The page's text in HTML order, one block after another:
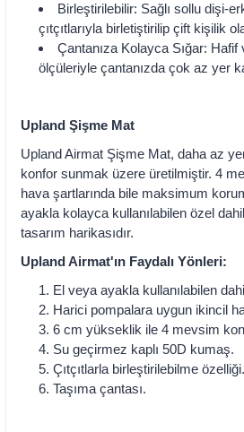
Birleştirilebilir: Sağlı sollu dişi-
çıtçıtlarıyla birletiştirilip çift kişilik
Çantanıza Kolayca Sığar:
ölçüleriyle çantanızda çok az yer
Upland Şişme Mat
Upland Airmat Şişme Mat, daha az
konfor sunmak üzere üretilmiştir. 4
hava şartlarında bile maksimum
ayakla kolayca kullanılabilen özel
tasarım harikasıdır.
Upland Airmat'ın Faydalı Yönleri:
El veya ayakla kullanılabilen
Harici pompalara uygun ikincil
6 cm yükseklik ile 4 mevsim
Su geçirmez kaplı 50D kumaş.
Çıtçıtlarla birleştirilebilme özelliği.
Taşıma çantası.